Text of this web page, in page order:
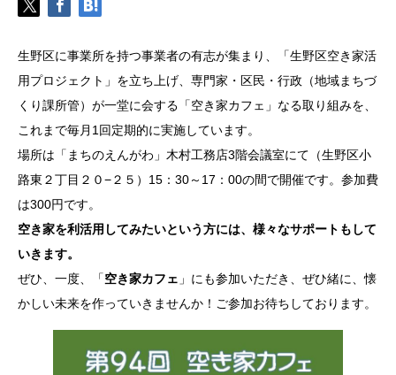
生野区に事業所を持つ事業者の有志が集まり、「生野区空き家活
用プロジェクト」を立ち上げ、専門家・区民・行政（地域まちづ
くり課所管）が一堂に会する「空き家カフェ」なる取り組みを、
これまで毎月1回定期的に実施しています。
場所は「まちのえんがわ」木村工務店3階会議室にて（生野区小
路東２丁目２０−２５）15：30～17：00の間で開催です。参加費
は300円です。
空き家を利活用してみたいという方には、様々なサポートもして
いきます。
ぜひ、一度、「空き家カフェ 」にも参加いただき、ぜひ緒に、懐
かしい未来を作っていきませんか！ご参加お待ちしております。